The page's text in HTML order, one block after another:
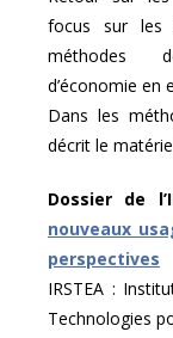
focus sur les
méthodes
d’économie en
Dans les
décrit le
Dossier de
nouveaux
perspectives
IRSTEA :
Technologies